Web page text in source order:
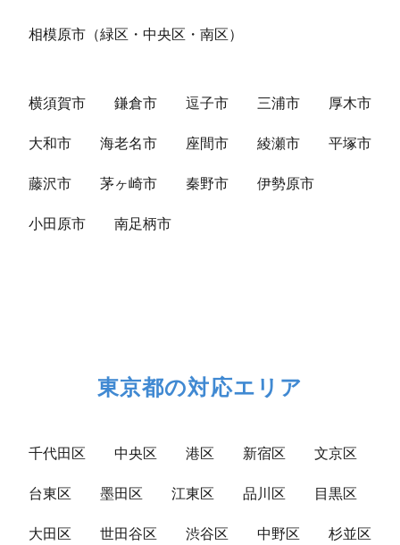
相模原市（緑区・中央区・南区）
横須賀市 鎌倉市 逗子市 三浦市 厚木市
大和市 海老名市 座間市 綾瀬市 平塚市
藤沢市 茅ヶ崎市 秦野市 伊勢原市
小田原市 南足柄市
東京都の対応エリア
千代田区 中央区 港区 新宿区 文京区
台東区 墨田区 江東区 品川区 目黒区
大田区 世田谷区 渋谷区 中野区 杉並区